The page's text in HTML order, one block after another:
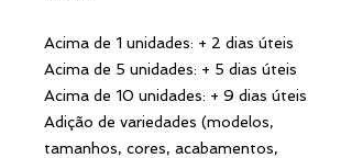
Acima de 1 unidades: + 2 dias úteis
Acima de 5 unidades: + 5 dias úteis
Acima de 10 unidades: + 9 dias úteis
Adição de variedades (modelos,
tamanhos, cores, acabamentos,